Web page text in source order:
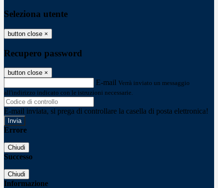
Seleziona utente
button close ×
Recupero password
button close ×
E-mail Verrà inviato un messaggio
all'indirizzo indicato con le istruzioni necessarie.
E-mail inviata, si prega di controllare la casella di posta elettronica!
Errore
Chiudi
Successo
Chiudi
Informazione